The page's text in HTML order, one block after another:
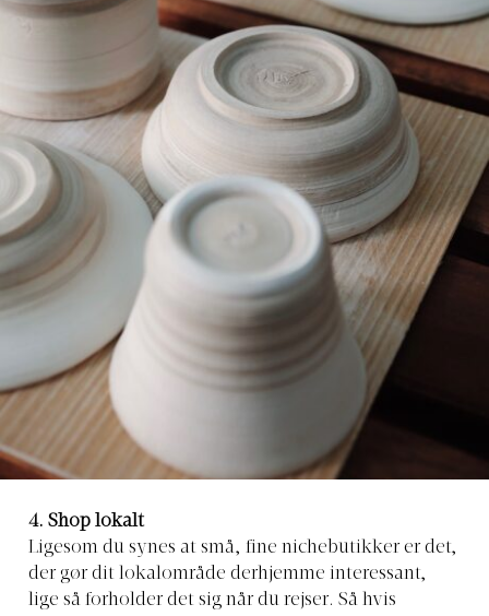
4. Shop lokalt
Ligesom du synes at små, fine nichebutikker er det,
der gør dit lokalområde derhjemme interessant,
lige så forholder det sig når du rejser. Så hvis